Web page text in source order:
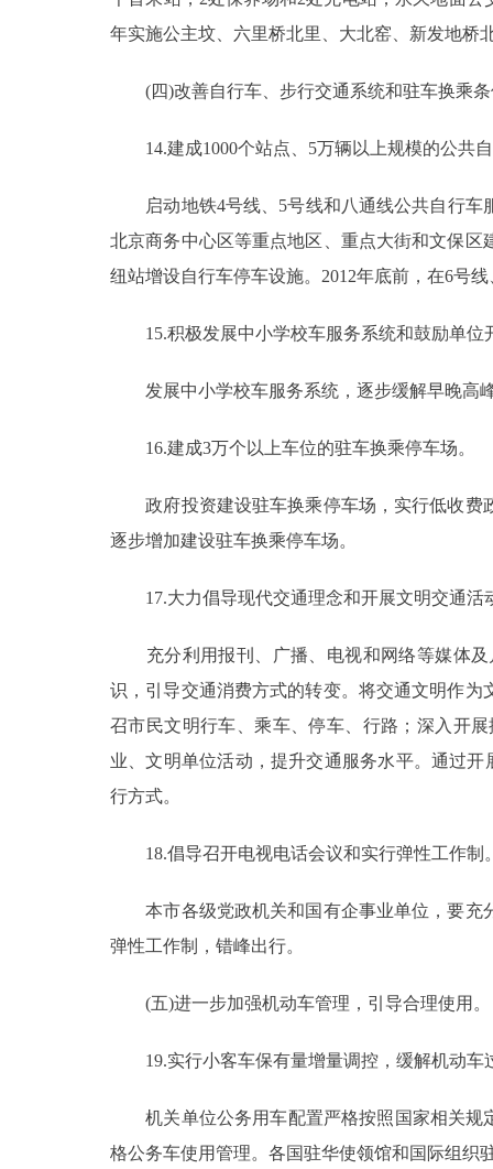
年实施公主坟、六里桥北里、大北窑、新发地桥
(四)改善自行车、步行交通系统和驻车换乘条
14.建成1000个站点、5万辆以上规模的公共
启动地铁4号线、5号线和八通线公共自行车
北京商务中心区等重点地区、重点大街和文保
纽站增设自行车停车设施。2012年底前，在6号
15.积极发展中小学校车服务系统和鼓励单位
发展中小学校车服务系统，逐步缓解早晚高峰
16.建成3万个以上车位的驻车换乘停车场。
政府投资建设驻车换乘停车场，实行低收费
逐步增加建设驻车换乘停车场。
17.大力倡导现代交通理念和开展文明交通活
充分利用报刊、广播、电视和网络等媒体及
识，引导交通消费方式的转变。将交通文明作
召市民文明行车、乘车、停车、行路；深入开
业、文明单位活动，提升交通服务水平。通过
行方式。
18.倡导召开电视电话会议和实行弹性工作制
本市各级党政机关和国有企事业单位，要充
弹性工作制，错峰出行。
(五)进一步加强机动车管理，引导合理使用。
19.实行小客车保有量增量调控，缓解机动车
机关单位公务用车配置严格按照国家相关规
格公务车使用管理。各国驻华使领馆和国际组织